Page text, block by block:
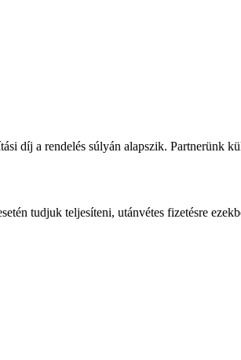
díj a rendelés súlyán alapszik. Partnerünk
tudjuk teljesíteni, utánvétes fizetésre